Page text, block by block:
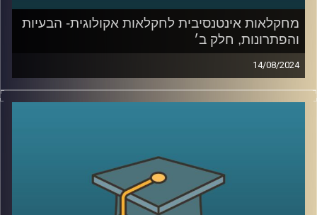
מחקלאות אינטנסיבית לחקלאות אקולוגית- הבעיות
והפתרונות, חלק ב׳
14/08/2024
בפרק הקודם דיברנו בעיקר על הבעיות שבחקלאות
האינטנסיבית, דיברנו על דישון, הדברה ואיך כל זה פוגע במאזן
דינאמית, אורגנית, פוליקולטורית ועוד)
נדבר גם על הנדסה גנטית ומה זה אומר
נעמיק באיך פותרים את הבעיה, איכות המים, השקיה והאם
המעבר לחקלאות אקולוגית תצליח להאכיל את העולם עד